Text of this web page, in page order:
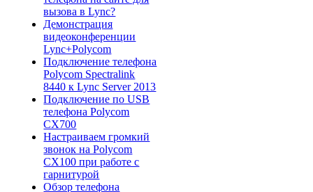
вызова в Lync?
Демонстрация
видеоконференции
Lync+Polycom
Подключение телефона
Polycom Spectralink
8440 к Lync Server 2013
Подключение по USB
телефона Polycom
CX700
Настраиваем громкий
звонок на Polycom
CX100 при работе с
гарнитурой
Обзор телефона